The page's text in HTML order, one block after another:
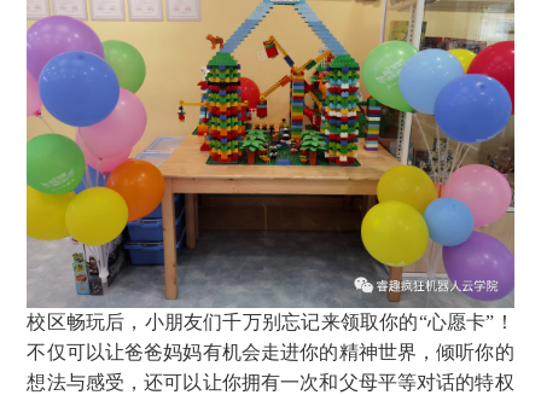
校区畅玩后，小朋友们千万别忘记来领取你的“心愿卡”！
不仅可以让爸爸妈妈有机会走进你的精神世界，倾听你的
想法与感受，还可以让你拥有一次和父母平等对话的特权